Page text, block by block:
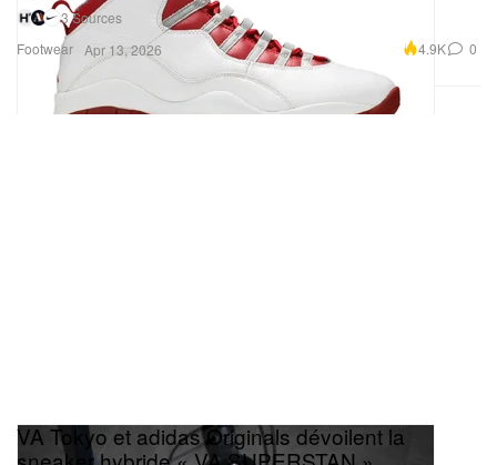
Footwear
3 Sources
Apr 13, 2026
4.9K 0
VA Tokyo et adidas Originals dévoilent la